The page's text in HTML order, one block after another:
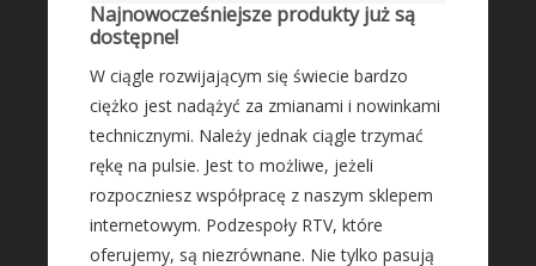
Strony Internetowe
KONTAKT
Najnowocześniejsze produkty już są
dostępne!
W ciągle rozwijającym się świecie bardzo
ciężko jest nadążyć za zmianami i nowinkami
technicznymi. Należy jednak ciągle trzymać
rękę na pulsie. Jest to możliwe, jeżeli
rozpoczniesz współpracę z naszym sklepem
internetowym. Podzespoły RTV, które
oferujemy, są niezrównane. Nie tylko pasują